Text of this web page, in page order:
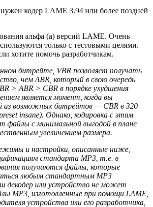
кодер LAME 3.94 или более поздней
альфа (a) версий LAME. Очень
только с тестовыми целями.
хотите помочь разработчикам.
битрейте, VBR позволяет получать
чем ABR, который в свою очередь
> ABR > CBR в порядке ухудшения
является момент, когда вы
из возможных битрейтов — CBR в 320
insane). Однако, кодировка с этим
файлы с минимальной выгодой в плане
увеличением размера.
и настройки, описанные ниже,
стандарта MP3, т.е. в
получаются файлы, которые
любым стандартным MP3
декодер или устройство не может
MP3, изготовленные при помощи LAME,
устройства или его разработчика,